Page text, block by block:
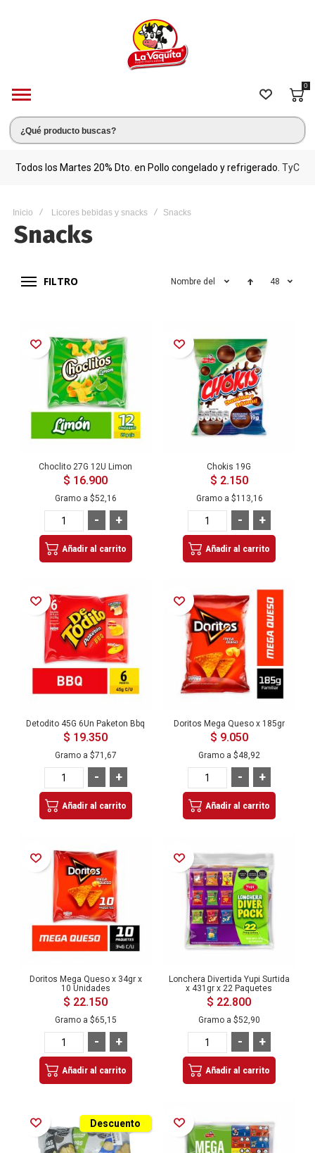
0
Todos los Martes 20% Dto. en Pollo congelado y refrigerado. TyC
Inicio Licores bebidas y snacks Snacks
Snacks
FILTRO Nombre del producto 48
Añadir a la Lista de Deseos
Choclito 27G 12U Limon
$ 16.900
Gramo a $52,16
+
-
Añadir al carrito
Añadir a la Lista de Deseos
Chokis 19G
$ 2.150
Gramo a $113,16
+
-
Añadir al carrito
Añadir a la Lista de Deseos
Detodito 45G 6Un Paketon Bbq
$ 19.350
Gramo a $71,67
+
-
Añadir al carrito
Añadir a la Lista de Deseos
Doritos Mega Queso x 185gr
$ 9.050
Gramo a $48,92
+
-
Añadir al carrito
Añadir a la Lista de Deseos
Doritos Mega Queso x 34gr x
10 Unidades
$ 22.150
Gramo a $65,15
+
-
Añadir al carrito
Añadir a la Lista de Deseos
Lonchera Divertida Yupi Surtida
x 431gr x 22 Paquetes
$ 22.800
Gramo a $52,90
+
-
Añadir al carrito
Añadir a la Lista de Deseos Descuento Añadir a la Lista de Deseos